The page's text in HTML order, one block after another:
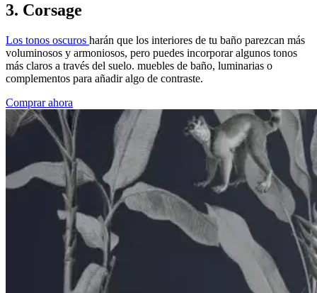
3. Corsage
Los tonos oscuros harán que los interiores de tu baño parezcan más
voluminosos y armoniosos, pero puedes incorporar algunos tonos
más claros a través del suelo. muebles de baño, luminarias o
complementos para añadir algo de contraste.
Comprar ahora